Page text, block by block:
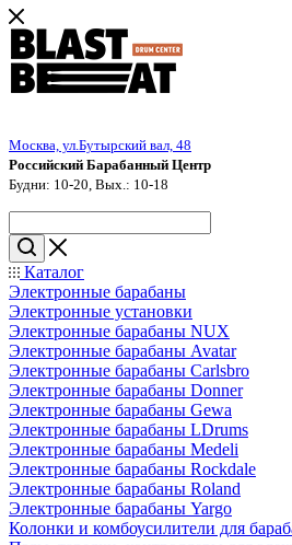
Москва, ул.Бутырский вал, 48
Российский Барабанный Центр
Будни: 10-20, Вых.: 10-18
Каталог
Электронные барабаны
Электронные установки
Электронные барабаны NUX
Электронные барабаны Avatar
Электронные барабаны Carlsbro
Электронные барабаны Donner
Электронные барабаны Gewa
Электронные барабаны LDrums
Электронные барабаны Medeli
Электронные барабаны Rockdale
Электронные барабаны Roland
Электронные барабаны Yargo
Колонки и комбоусилители для